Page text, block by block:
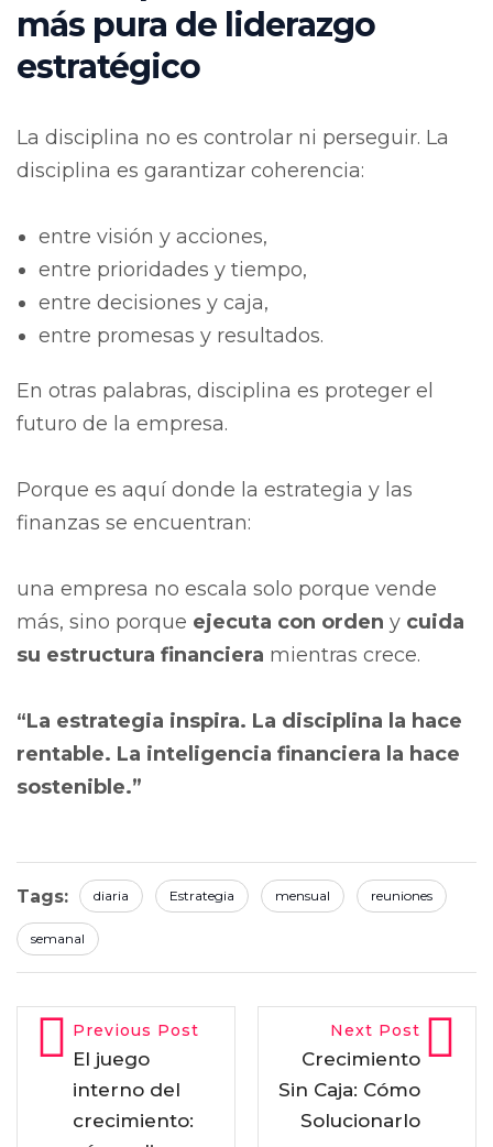
más pura de liderazgo
estratégico
La disciplina no es controlar ni perseguir. La
disciplina es garantizar coherencia:
entre visión y acciones,
entre prioridades y tiempo,
entre decisiones y caja,
entre promesas y resultados.
En otras palabras, disciplina es proteger el
futuro de la empresa.
Porque es aquí donde la estrategia y las
finanzas se encuentran:
una empresa no escala solo porque vende
más, sino porque ejecuta con orden y cuida
su estructura financiera mientras crece.
“La estrategia inspira. La disciplina la hace
rentable. La inteligencia financiera la hace
sostenible.”
Tags: diaria Estrategia mensual reuniones
semanal
Previous Post
El juego
interno del
crecimiento:
Next Post
Crecimiento
Sin Caja: Cómo
Solucionarlo